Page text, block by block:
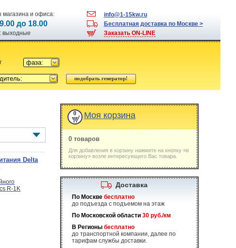
магазина и офиса:
до 18.00
выходные
info@1-15kw.ru
Бесплатная доставка по Москве >
Заказать ON-LINE
фаза:
Delta
0 Моя корзина
0 товаров
Для добавления в корзину нажмите на кнопку «в
корзину» возле интересующего Вас товара.
Доставка
По Москве бесплатно
до подъезда с подъемом на этаж
По Московской области 30 руб./км
В Регионы бесплатно
до транспортной компании, далее по
тарифам службы доставки.